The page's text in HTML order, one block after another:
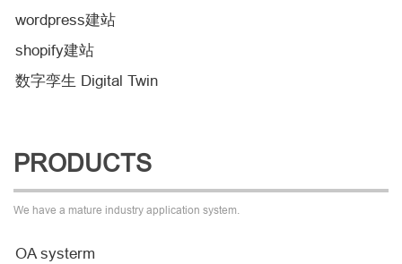
wordpress建站
shopify建站
数字孪生 Digital Twin
PRODUCTS
We have a mature industry application system.
OA systerm